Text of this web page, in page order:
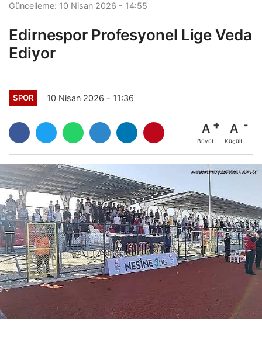
Güncelleme: 10 Nisan 2026 - 14:55
Edirnespor Profesyonel Lige Veda
Ediyor
SPOR 10 Nisan 2026 - 11:36
A
Büyüt
A
Küçült